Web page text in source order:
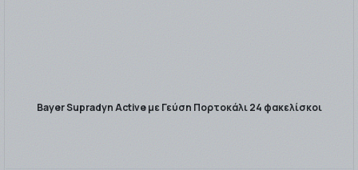
Bayer Supradyn Active με Γεύση Πορτοκάλι 24 φακελίσκοι